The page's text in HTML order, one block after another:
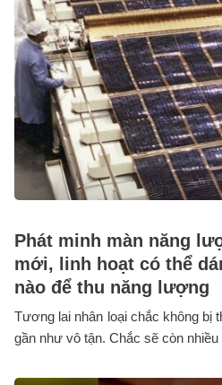
Phát minh màn năng
mới, linh hoạt có thể
nào để thu năng lượng
Tương lai nhân loại chắc không bị
gần như vô tận. Chắc sẽ còn